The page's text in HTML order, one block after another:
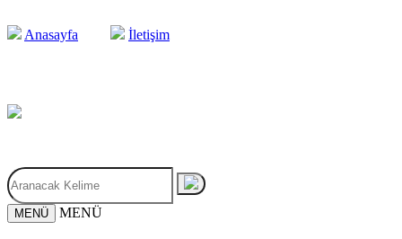
Anasayfa İletişim
MENÜ MENÜ